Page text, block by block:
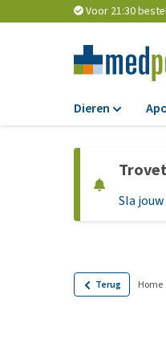
Voor 21:30
Dieren
Sla
Terug Home